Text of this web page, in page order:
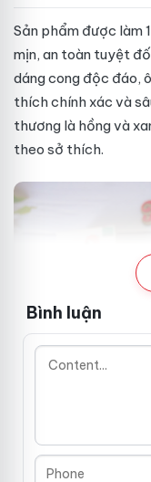
Sản phẩm được làm
mịn, an toàn tuyệt
dáng cong độc đáo,
thích chính xác và
thương là hồng và
theo sở thích.
Đa dạng chế
Bình luận